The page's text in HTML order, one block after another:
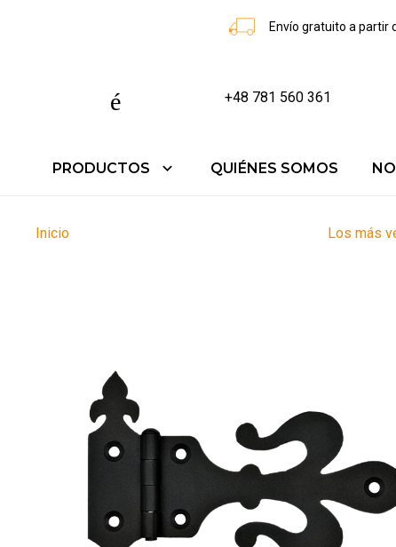
Envío gratuito a partir
teléfono +48 781 560 361
PRODUCTOS QUIÉNES SOMOS
Inicio Los más